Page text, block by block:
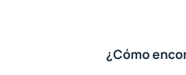
¿Cómo